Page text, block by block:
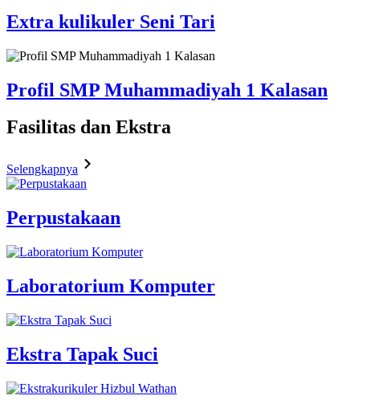
Extra kulikuler Seni Tari
Profil SMP Muhammadiyah 1 Kalasan
Fasilitas dan Ekstra
Selengkapnya
Perpustakaan
Laboratorium Komputer
Ekstra Tapak Suci